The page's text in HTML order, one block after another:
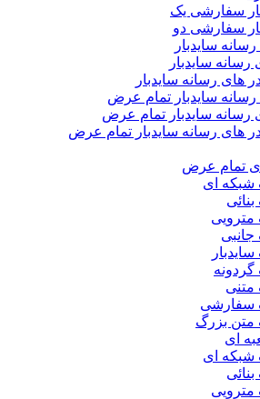
سفارشی یک
سفارشی دو
سایدبار
رسانه سایدبار
های رسانه سایدبار
سایدبار تمام عرض
رسانه سایدبار تمام عرض
های رسانه سایدبار تمام عرض
تمام عرض
شبکه ای
مترویی
جانبی
گردونه
متنی
سفارشی
متن بزرگ
ای
شبکه ای
مترویی